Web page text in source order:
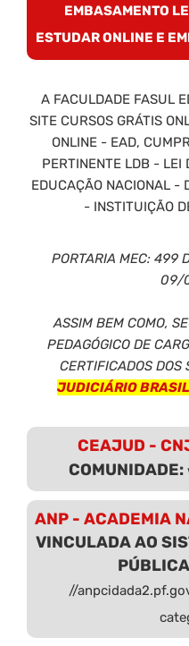
EMBASAMENTO
ESTUDAR ONLINE E
A FACULDADE FASUL
SITE CURSOS GRÁTIS
ONLINE - EAD,
PERTINENTE LDB - LEI
EDUCAÇÃO NACIONAL -
- INSTITUIÇÃO
PORTARIA MEC: 499
09/
ASSIM BEM COMO,
PEDAGÓGICO DE
CERTIFICADOS DOS
JUDICIÁRIO
CEAJUD -
COMUNIDADE:
ANP - ACADEMIA
VINCULADA AO
//